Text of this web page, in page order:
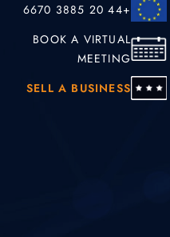
+44 20 3885 6670
BOOK A VIRTUAL
MEETING
SELL A BUSINESS